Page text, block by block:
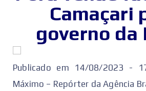
Camaçari
governo da
Publicado em 14/08/2023 -
Máximo – Repórter da Agência